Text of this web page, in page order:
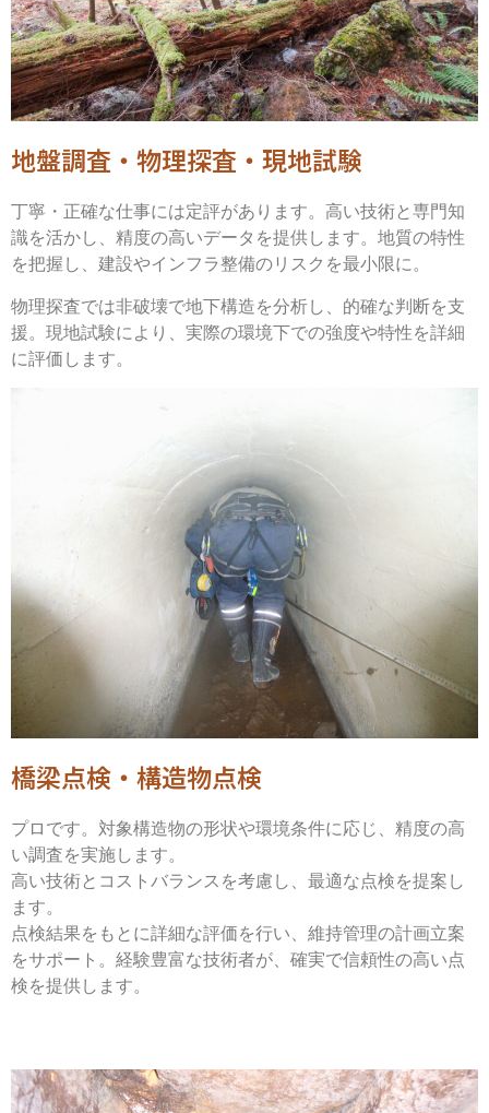
地盤調査・物理探査・現地試験
丁寧・正確な仕事には定評があります。高い技術と専門知
識を活かし、精度の高いデータを提供します。 地質の特性
を把握し、建設やインフラ整備のリスクを最小限に。
物理探査では非破壊で地下構造を分析し、的確な判断を支
援。現地試験により、実際の環境下での強度や特性を詳細
に評価します。
橋梁点検・構造物点検
プロです。対象構造物の形状や環境条件に応じ、精度の高
い調査を実施します。
高い技術とコストバランスを考慮し、最適な点検を提案し
ます。
点検結果をもとに詳細な評価を行い、維持管理の計画立案
をサポート。経験豊富な技術者が、確実で信頼性の高い点
検を提供します。